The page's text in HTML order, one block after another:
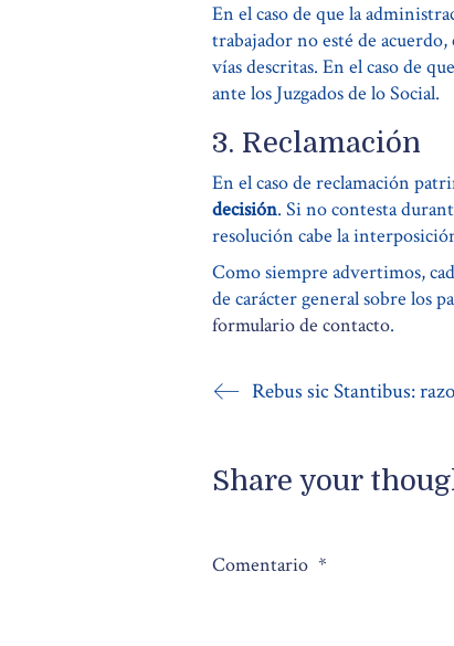
En el caso de que la
trabajador no esté de acuerdo,
vías descritas. En el caso de
ante los Juzgados de lo Social.
3. Reclamación
En el caso de reclamación
decisión. Si no contesta
resolución cabe la
Como siempre advertimos,
de carácter general sobre los
formulario de contacto.
Share your
Comentario *